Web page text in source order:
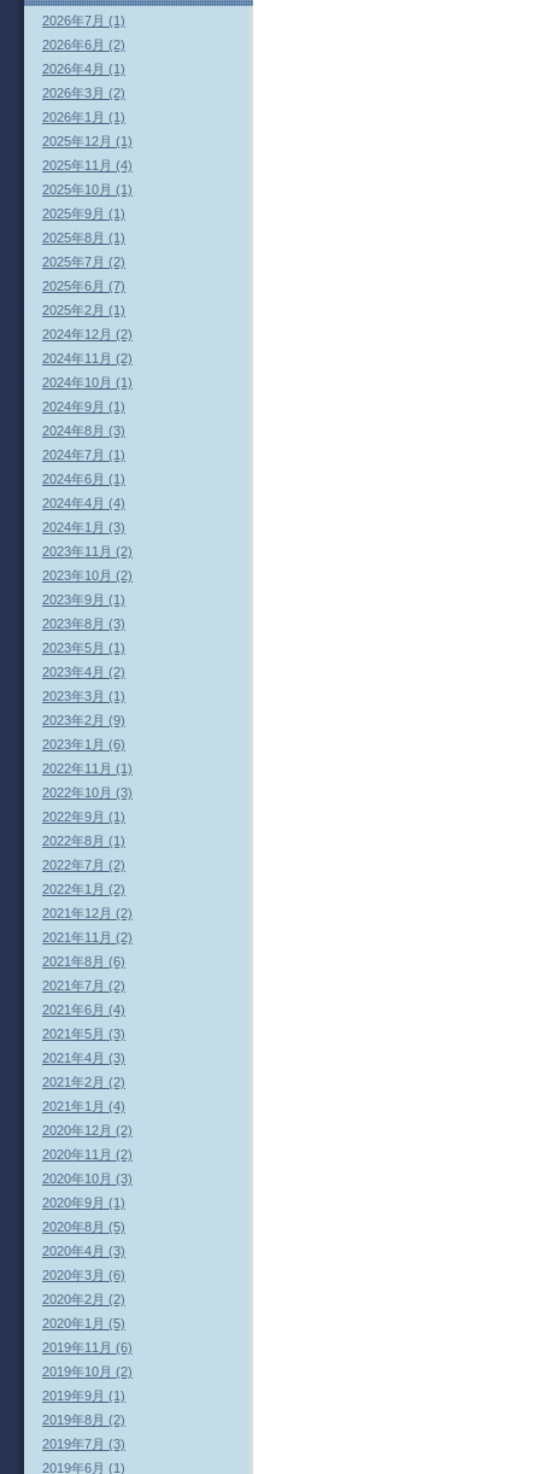
2026年7月 (1)
2026年6月 (2)
2026年4月 (1)
2026年3月 (2)
2026年1月 (1)
2025年12月 (1)
2025年11月 (4)
2025年10月 (1)
2025年9月 (1)
2025年8月 (1)
2025年7月 (2)
2025年6月 (7)
2025年2月 (1)
2024年12月 (2)
2024年11月 (2)
2024年10月 (1)
2024年9月 (1)
2024年8月 (3)
2024年7月 (1)
2024年6月 (1)
2024年4月 (4)
2024年1月 (3)
2023年11月 (2)
2023年10月 (2)
2023年9月 (1)
2023年8月 (3)
2023年5月 (1)
2023年4月 (2)
2023年3月 (1)
2023年2月 (9)
2023年1月 (6)
2022年11月 (1)
2022年10月 (3)
2022年9月 (1)
2022年8月 (1)
2022年7月 (2)
2022年1月 (2)
2021年12月 (2)
2021年11月 (2)
2021年8月 (6)
2021年7月 (2)
2021年6月 (4)
2021年5月 (3)
2021年4月 (3)
2021年2月 (2)
2021年1月 (4)
2020年12月 (2)
2020年11月 (2)
2020年10月 (3)
2020年9月 (1)
2020年8月 (5)
2020年4月 (3)
2020年3月 (6)
2020年2月 (2)
2020年1月 (5)
2019年11月 (6)
2019年10月 (2)
2019年9月 (1)
2019年8月 (2)
2019年7月 (3)
2019年6月 (1)